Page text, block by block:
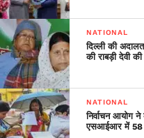
NATIONAL
दिल्ली की
की राबड़ी देवी
NATIONAL
निर्वाचन आयोग
एसआईआर में 58